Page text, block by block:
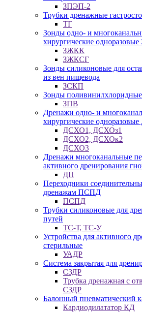
ЗПЭП-2
Трубки дренажные
ТГ
Зонды одно- и
хирургические
ЗЖКК
ЗЖКСГ
Зонды силиконовые для
из вен пищевода
ЗСКП
Зонды
ЗПВ
Дренажи одно- и
хирургические
ДСХО1, ДСХОз1
ДСХО2, ДСХОк2
ДСХО3
Дренажи многоканальные
активного дренирования
ДП
Переходники
дренажам ПСПД
ПСПД
Трубки силиконовые для
путей
ТС-Т, ТС-У
Устройства для активного
стерильные
УАДР
Система закрытая для
СЗДР
Трубка дренажная с
СЗДР
Балонный пневматический
Кардиодилататор КД